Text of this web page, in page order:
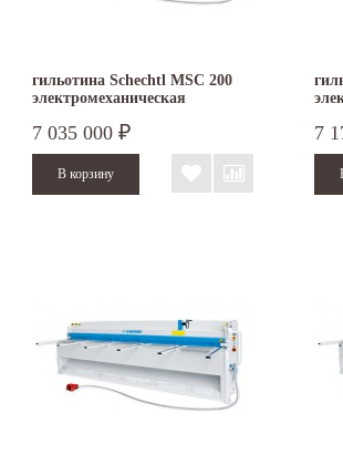
гильотина Schechtl MSC 200
электромеханическая
7 035 000 ₽ 7